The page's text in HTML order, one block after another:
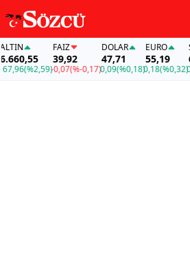
(%2,59)
FAİZ
39,92
-0,07(%-0,17)
DOLAR
47,71
0,09(%0,18)
EURO
55,19
0,18(%0,32)